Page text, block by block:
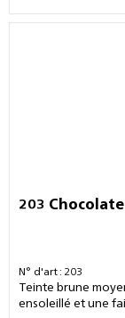
203
N° d'art : 203
Teinte brune
ensoleillé et une